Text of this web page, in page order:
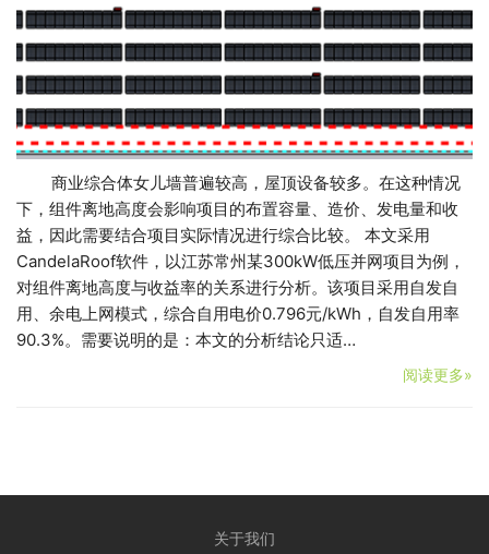
商业综合体女儿墙普遍较高，屋顶设备较多。在这种情况
下，组件离地高度会影响项目的布置容量、造价、发电量和收
益，因此需要结合项目实际情况进行综合比较。 本文采用
CandelaRoof软件，以江苏常州某300kW低压并网项目为例，
对组件离地高度与收益率的关系进行分析。该项目采用自发自
用、余电上网模式，综合自用电价0.796元/kWh，自发自用率
90.3%。需要说明的是：本文的分析结论只适…
阅读更多»
关于我们